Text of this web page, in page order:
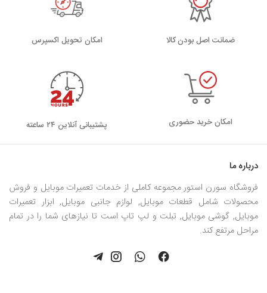
ضمانت اصل بودن کالا اﻣﮑﺎن ﺗﺤﻮﯾﻞ اﮐﺴﭙﺮس
امکان خرید حضوری پشتیبانی آنلاین ۲۴ ساعته
درباره ما
فروشگاه سورن استور مجموعه کاملی از خدمات تعمیرات موبایل و فروش
محصولات شامل قطعات موبایل, لوازم جانبی موبایل, ابزار تعمیرات
موبایل, گوشی موبایل, تبلت و لپ تاپ است تا نیازهای شما را در تمام
مراحل مرتفع کند.